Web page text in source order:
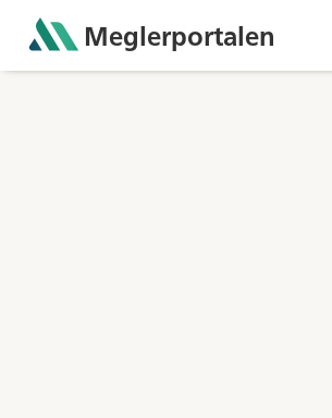
Meglerportalen